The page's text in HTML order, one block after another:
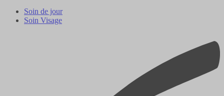
Soin de jour
Soin Visage